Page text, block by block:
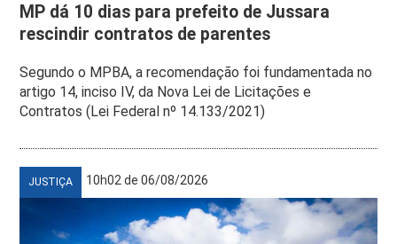
MP dá 10 dias para prefeito de Jussara
rescindir contratos de parentes
Segundo o MPBA, a recomendação foi fundamentada no
artigo 14, inciso IV, da Nova Lei de Licitações e
Contratos (Lei Federal nº 14.133/2021)
JUSTIÇA 10h02 de 06/08/2026